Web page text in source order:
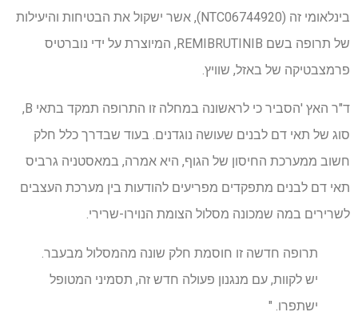
בינלאומי זה (NTC06744920), אשר ישקול את הבטיחות והיעילות
של תרופה בשם REMIBRUTINIB, המיוצרת על ידי נוברטיס
פרמצבטיקה של באזל, שוויץ.
ד"ר האץ 'הסביר כי לראשונה במחלה זו התרופה תמקד בתאי B,
סוג של תאי דם לבנים שעושה נוגדנים. בעוד שבדרך כלל חלק
חשוב ממערכת החיסון של הגוף, היא אמרה, במאסטניה גרביס
תאי דם לבנים מתפקדים מפריעים להודעות בין מערכת העצבים
לשרירים במה שמכונה מסלול הצומת הנוירו-שרירי.
תרופה חדשה זו חוסמת חלק שונה מהמסלול מבעבר.
יש לקוות, עם מנגנון פעולה חדש זה, תסמיני המטופל
ישתפרו. "